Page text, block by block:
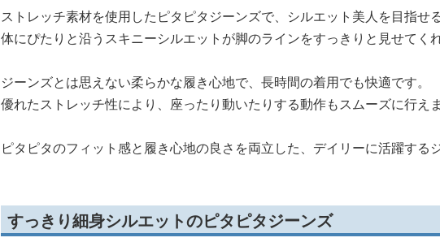
ストレッチ素材を使用したピタピタジーンズで、シルエット美人を目指せる
体にぴたりと沿うスキニーシルエットが脚のラインをすっきりと見せてくれ
ジーンズとは思えない柔らかな履き心地で、長時間の着用でも快適です。
優れたストレッチ性により、座ったり動いたりする動作もスムーズに行えま
ピタピタのフィット感と履き心地の良さを両立した、デイリーに活躍する
すっきり細身シルエットのピタピタジーンズ